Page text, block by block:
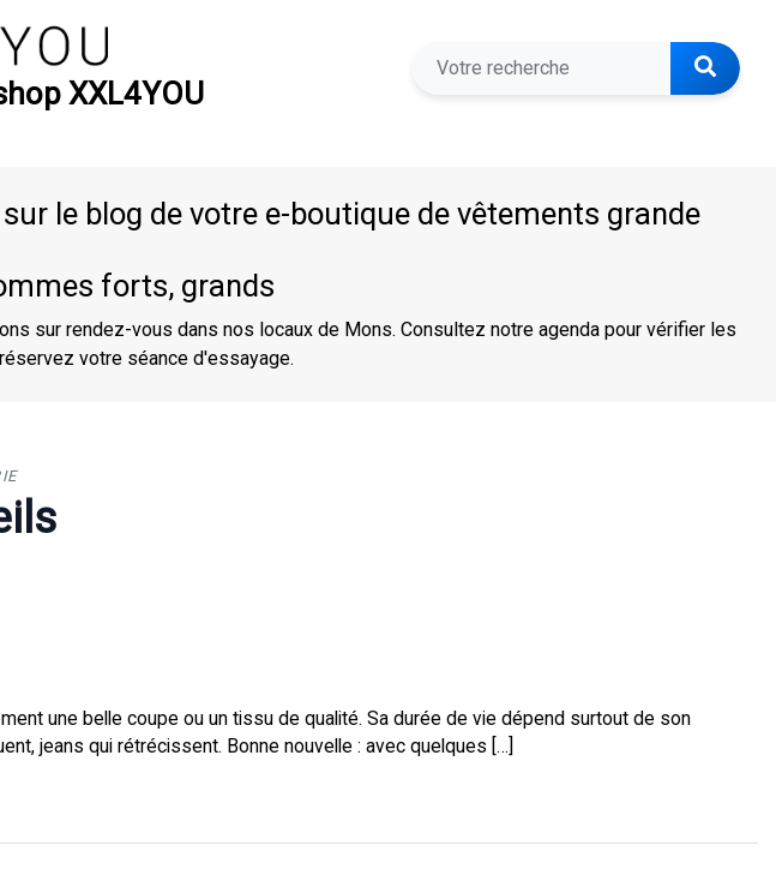
XXL4YOU
le blog de votre e-boutique de vêtements grande
forts, grands
sur rendez-vous dans nos locaux de Mons. Consultez notre agenda pour vérifier les
votre séance d'essayage.
une belle coupe ou un tissu de qualité. Sa durée de vie dépend surtout de son
jeans qui rétrécissent. Bonne nouvelle : avec quelques […]